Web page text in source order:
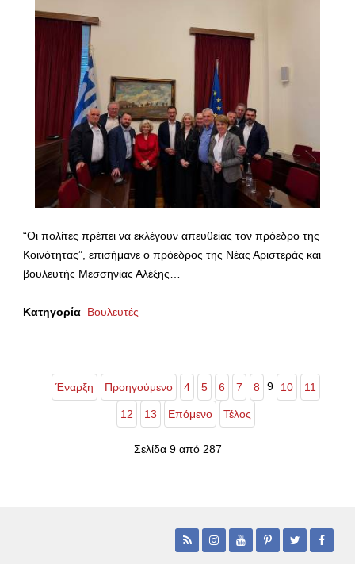
“Οι πολίτες πρέπει να εκλέγουν απευθείας τον πρόεδρο της
Κοινότητας”, επισήμανε ο πρόεδρος της Νέας Αριστεράς και
βουλευτής Μεσσηνίας Αλέξης…
Κατηγορία Βουλευτές
Έναρξη Προηγούμενο 4 5 6 7 8 9 10 11
12 13 Επόμενο Τέλος
Σελίδα 9 από 287